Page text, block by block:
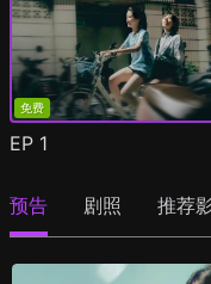
免费
EP 1
预告 剧照 推荐